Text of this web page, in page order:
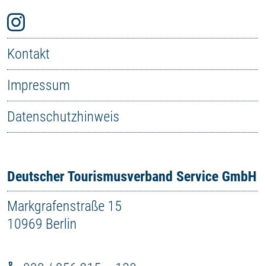
Deutscher Tourismusverband Service GmbH
Markgrafenstraße 15
10969 Berlin
Kontakt
Impressum
Datenschutzhinweis